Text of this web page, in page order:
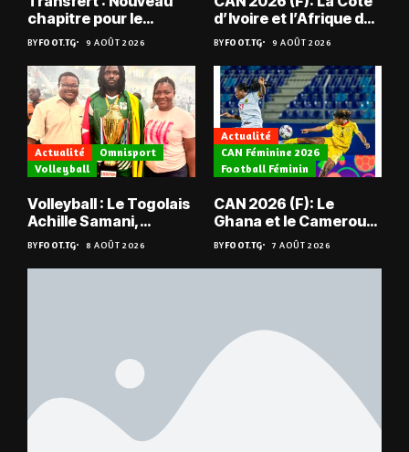
chapitre pour le
Togolais Antoine
Agbetogon, au Mali
BYFOOT.TG 9 AOÛT 2026
d’Ivoire et l’Afrique du
Sud tombent
BYFOOT.TG 9 AOÛT 2026
Actualité
Omnisport
Volleyball
Volleyball : Le Togolais
Achille Samani,
champion du Bénin !
BYFOOT.TG 8 AOÛT 2026
Actualité
CAN Féminine 2026
Football Féminin
CAN 2026 (F): Le
Ghana et le Cameroun
en quarts
BYFOOT.TG 7 AOÛT 2026